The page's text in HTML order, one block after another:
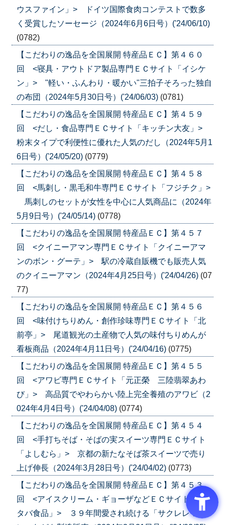
ウスファイン」> ドイツ国際食肉コンテストで数多
く受賞したソーセージ（2024年6月6日号）('24/06/10)
(0782)
【こだわりの逸品を全国展開 特産品ＥＣ】第４６０
回 <寝具・アウトドア製品専門ＥＣサイト「イシケ
ン」> "軽い・ふんわり・暖かい"三拍子そろった独自
の布団（2024年5月30日号）('24/06/03) (0781)
【こだわりの逸品を全国展開 特産品ＥＣ】第４５９
回 <だし・食品専門ＥＣサイト「キッチン大友」>
粉末タイプで利便性に優れた人気のだし（2024年5月1
6日号）('24/05/20) (0779)
【こだわりの逸品を全国展開 特産品ＥＣ】第４５８
回 <馬刺し・黒毛和牛専門ＥＣサイト「フジチク」>
馬刺しのセットが女性を中心に人気商品に（2024年
5月9日号）('24/05/14) (0778)
【こだわりの逸品を全国展開 特産品ＥＣ】第４５７
回 <クイニーアマン専門ＥＣサイト「クイニーアマ
ンのボン・グーテ」> 駅の冷蔵自販機でも販売人気
のクイニーアマン（2024年4月25日号）('24/04/26) (07
77)
【こだわりの逸品を全国展開 特産品ＥＣ】第４５６
回 <味付けちりめん・創作珍味専門ＥＣサイト「北
前亭」> 尾道観光の土産物で人気の味付ちりめんが
看板商品（2024年4月11日号）('24/04/16) (0775)
【こだわりの逸品を全国展開 特産品ＥＣ】第４５５
回 <アワビ専門ＥＣサイト「元正榮 三陸翡翠あわ
び」> 高品質でやわらかい陸上完全養殖のアワビ（2
024年4月4日号）('24/04/08) (0774)
【こだわりの逸品を全国展開 特産品ＥＣ】第４５４
回 <手打ちそば・そばの実スイーツ専門ＥＣサイト
「よしむら」> 京都の新たなそば茶スイーツで売り
上げ伸長（2024年3月28日号）('24/04/02) (0773)
【こだわりの逸品を全国展開 特産品ＥＣ】第４５３
回 <アイスクリーム・ギョーザなどＥＣサイト「フ
タバ食品」> ３９年間愛され続ける「サクレレモ